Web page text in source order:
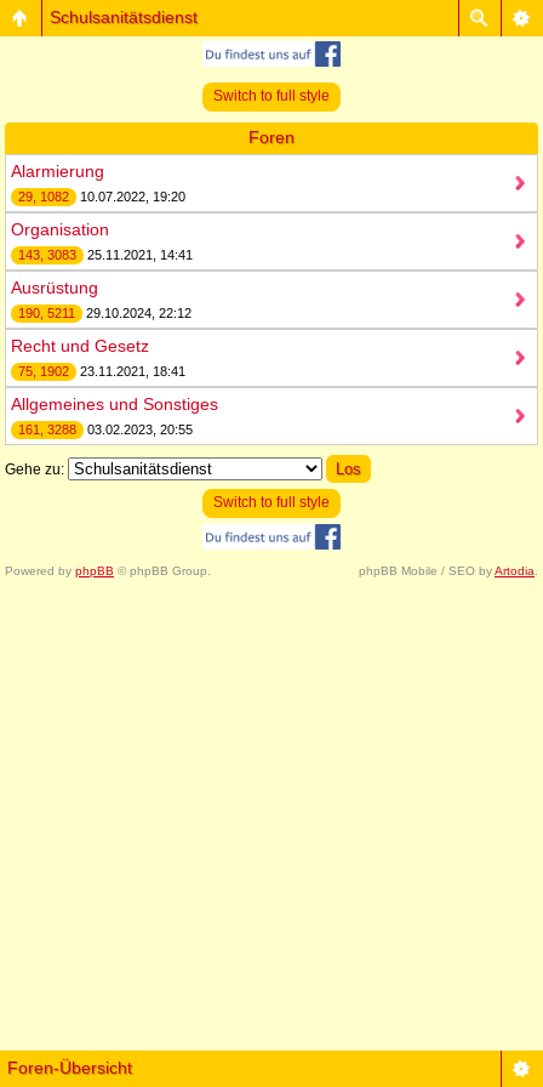
Schulsanitätsdienst
Switch to full style
Foren
Alarmierung
29, 1082 10.07.2022, 19:20
Organisation
143, 3083 25.11.2021, 14:41
Ausrüstung
190, 5211 29.10.2024, 22:12
Recht und Gesetz
75, 1902 23.11.2021, 18:41
Allgemeines und Sonstiges
161, 3288 03.02.2023, 20:55
Gehe zu:
Switch to full style
Powered by phpBB © phpBB Group. phpBB Mobile / SEO byArtodia
Foren-Übersicht